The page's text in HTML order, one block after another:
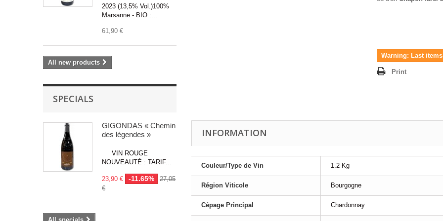
2023 (13,5% Vol.)100%
Marsanne - BIO :...
61,90 €
All new products
SPECIALS
GIGONDAS « Chemin
des légendes »
VIN ROUGE
NOUVEAUTÉ : TARIF...
23,90 € -11.65%
27,05
€
All specials
Warning: Last
Print
INFORMATION
Couleur/Type de Vin 1.2 Kg
Région Viticole Bourgogne
Cépage Principal Chardonnay